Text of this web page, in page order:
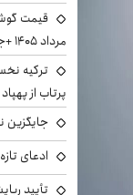
مرداد ۱۴۰۵ +جدول
ترکیه
پرتاب از
جایگزین
ادعای
تأیید